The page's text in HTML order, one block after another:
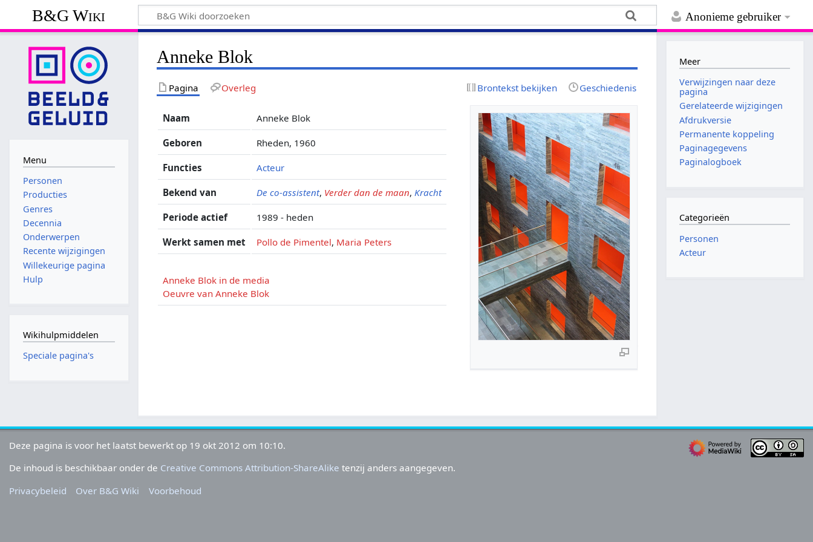
Anonieme gebruiker
B&G Wiki
Anneke Blok
Pagina Overleg Brontekst bekijken Geschiedenis
Naam Anneke Blok
Geboren Rheden, 1960
Functies Acteur
Bekend van De co-assistent, Verder dan de maan, Kracht
Periode actief 1989 - heden
Werkt samen met Pollo de Pimentel, Maria Peters
Anneke Blok in de media
Oeuvre van Anneke Blok
Menu
Personen
Producties
Genres
Decennia
Onderwerpen
Recente wijzigingen
Willekeurige pagina
Hulp
Wikihulpmiddelen
Speciale pagina's
Meer
Verwijzingen naar deze
pagina
Gerelateerde wijzigingen
Afdrukversie
Permanente koppeling
Paginagegevens
Paginalogboek
Categorieën
Personen
Acteur
Deze pagina is voor het laatst bewerkt op 19 okt 2012 om 10:10.
De inhoud is beschikbaar onder de Creative Commons Attribution-ShareAlike tenzij anders aangegeven.
Privacybeleid
Over B&G Wiki Voorbehoud